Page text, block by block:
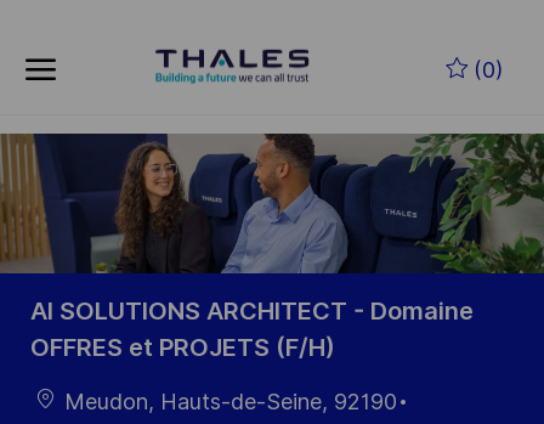
(0)
-
AI SOLUTIONS ARCHITECT - Domaine
OFFRES et PROJETS (F/H)
LocationMeudon, Hauts-de-Seine, 92190